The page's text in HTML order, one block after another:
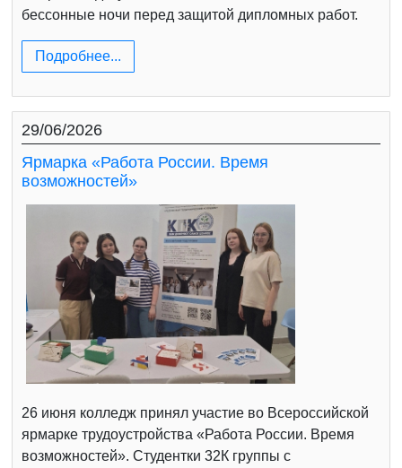
бессонные ночи перед защитой дипломных работ.
Подробнее...
29/06/2026
Ярмарка «Работа России. Время
возможностей»
26 июня колледж принял участие во Всероссийской
ярмарке трудоустройства «Работа России. Время
возможностей». Студентки 32К группы с